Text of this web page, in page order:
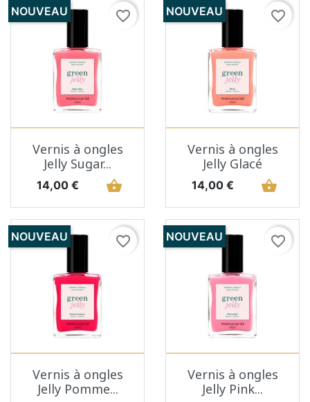
favorite_border
Vernis à ongles
Jelly Sugar...
Prix
14,00 € shopping_basket
NOUVEAU favorite_border
Vernis à ongles
Jelly Glacé
Prix
14,00 € shopping_basket
NOUVEAU
favorite_border
Vernis à ongles
Jelly Pomme...
NOUVEAU favorite_border
Vernis à ongles
Jelly Pink...
NOUVEAU